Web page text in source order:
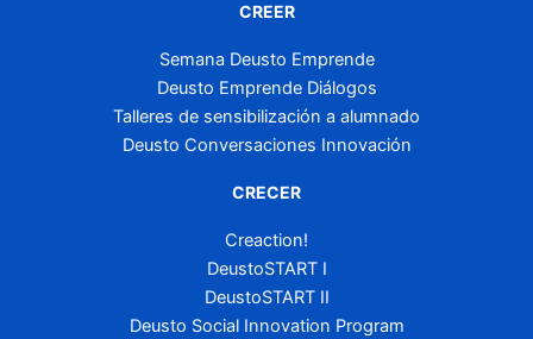
CREER
Semana Deusto Emprende
Deusto Emprende Diálogos
Talleres de sensibilización a alumnado
Deusto Conversaciones Innovación
CRECER
Creaction!
DeustoSTART I
DeustoSTART II
Deusto Social Innovation Program